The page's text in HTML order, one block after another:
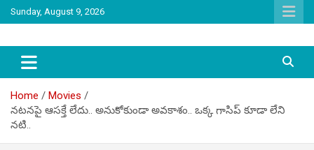
Skip
to
Sunday, August 9, 2026
Tag Telugu
Home
Movies
నటనపై ఆసక్తే లేదు.. అనుకోకుండా అవకాశం.. ఒక్క గాసిప్ కూడా లేని
నటి..